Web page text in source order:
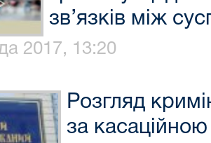
зв’язків між
2017, 13:20
Розгляд
за